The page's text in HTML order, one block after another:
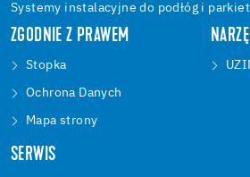
Systemy instalacyjne do podłóg i
ZGODNIE Z PRAWEM
Stopka
Ochrona Danych
Mapa strony
SERWIS